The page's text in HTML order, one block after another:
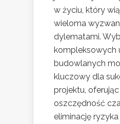
w życiu, który
wieloma
dylematami.
kompleksowych
budowlanych
kluczowy dla
projektu,
oszczędność
eliminację ryzyka